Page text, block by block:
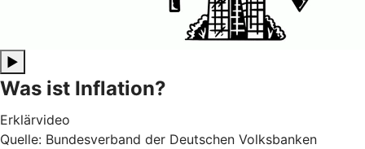
▶
Was ist Inflation?
Erklärvideo
Quelle: Bundesverband der Deutschen Volksbanken